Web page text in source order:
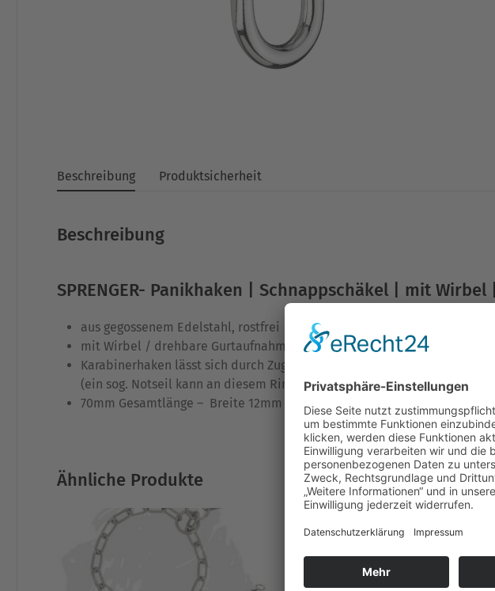
Beschreibung Produktsicherheit
Beschreibung
SPRENGER- Panikhaken | Schnappschäkel | mit
aus gegossenem Edelstahl, rostfrei
mit Wirbel / drehbare Gurtaufnahme
Karabinerhaken lässt sich durch Zug am seitlichen Splentring schnell
(ein sog. Notseil kann an diesem Ring angebracht werden)
70mm Gesamtlänge – Breite 12mm – Stärke 12mm – Bruchlast : 1.140 kg
Ähnliche Produkte